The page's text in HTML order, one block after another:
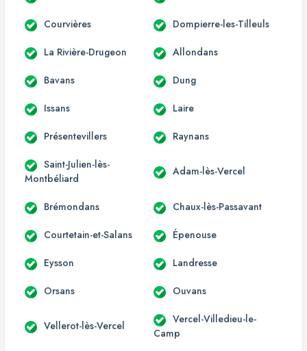
Courvières Dompierre-les-Tilleuls
La Rivière-Drugeon Allondans
Bavans Dung
Issans Laire
Présentevillers Raynans
Saint-Julien-lès-
Montbéliard
Adam-lès-Vercel
Brémondans Chaux-lès-Passavant
Courtetain-et-Salans Épenouse
Eysson Landresse
Orsans Ouvans
Vellerot-lès-Vercel
Vercel-Villedieu-le-
Camp